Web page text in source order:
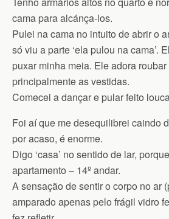
cama para alcánça-los.
Pulei na cama no intuito de abrir o
só viu a parte ‘ela pulou na cama’.
puxar minha meia. Ele adora roubar
principalmente as vestidas.
Comecei a dançar e pular feito
Foi aí que me desequilibrei caindo
por acaso, é enorme.
Digo ‘casa’ no sentido de lar,
apartamento – 14º andar.
A sensação de sentir o corpo no ar
amparado apenas pelo frágil vidro